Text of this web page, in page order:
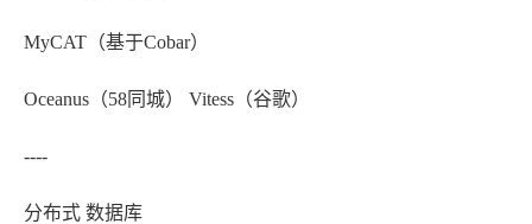
MyCAT（基于Cobar）
Oceanus（58同城） Vitess（谷歌）
----
分布式 数据库